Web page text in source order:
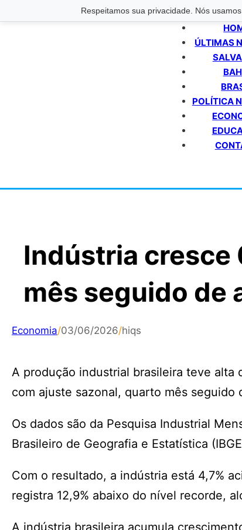
Respeitamos sua privacidade. Nós
ÚLTIMAS
POLÍTICA
Indústria cresce
mês seguido de
Economia/03/06/2026/hiqs
A produção industrial brasileira teve alta
com ajuste sazonal, quarto mês
Os dados são da Pesquisa Industrial
Brasileiro de Geografia e Estatística
Com o resultado, a indústria está 4,7%
registra 12,9% abaixo do nível recorde,
A indústria brasileira acumula